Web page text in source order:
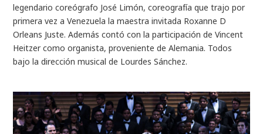
legendario coreógrafo José Limón, coreografía que trajo por
primera vez a Venezuela la maestra invitada Roxanne D
Orleans Juste. Además contó con la participación de Vincent
Heitzer como organista, proveniente de Alemania. Todos
bajo la dirección musical de Lourdes Sánchez.